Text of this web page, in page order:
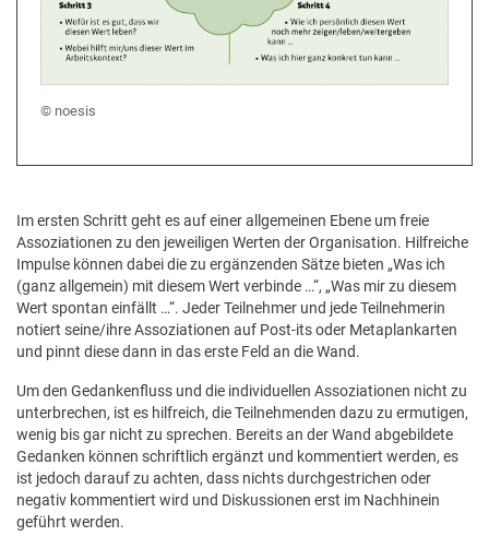
noesis
Im ersten Schritt geht es auf einer allgemeinen Ebene um freie
Assoziationen zu den jeweiligen Werten der Organisation. Hilfreiche
Impulse können dabei die zu ergänzenden Sätze bieten „Was ich
(ganz allgemein) mit diesem Wert verbinde …“, „Was mir zu diesem
Wert spontan einfällt …“. Jeder Teilnehmer und jede Teilnehmerin
notiert seine/ihre Assoziationen auf Post-its oder Metaplankarten
und pinnt diese dann in das erste Feld an die Wand.
Um den Gedankenfluss und die individuellen Assoziationen nicht zu
unterbrechen, ist es hilfreich, die Teilnehmenden dazu zu ermutigen,
wenig bis gar nicht zu sprechen. Bereits an der Wand abgebildete
Gedanken können schriftlich ergänzt und kommentiert werden, es
ist jedoch darauf zu achten, dass nichts durchgestrichen oder
negativ kommentiert wird und Diskussionen erst im Nachhinein
geführt werden.